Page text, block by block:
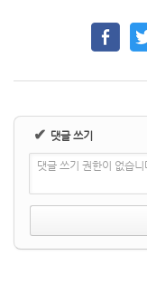
✔ 댓글 쓰기
댓글 쓰기 권한이 없습